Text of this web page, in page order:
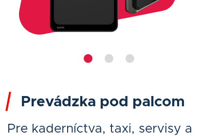
Prevádzka pod palcom
Pre kaderníctva, taxi, servisy a